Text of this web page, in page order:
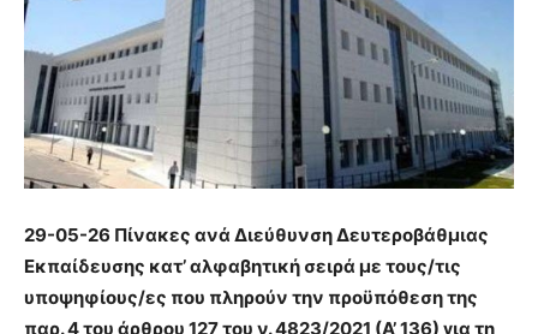
29-05-26 Πίνακες ανά Διεύθυνση Δευτεροβάθμιας
Εκπαίδευσης κατ’ αλφαβητική σειρά με τους/τις
υποψηφίους/ες που πληρούν την προϋπόθεση της
παρ. 4 του άρθρου 127 του ν. 4823/2021 (Α’ 136) για τη